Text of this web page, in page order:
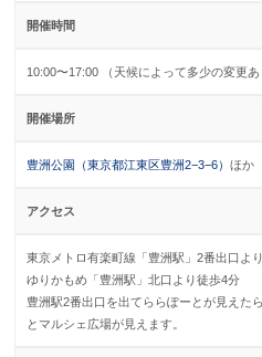
開催時間
10:00〜17:00 （天候によって多少の変更あ
開催場所
豊洲公園（東京都江東区豊洲2−3−6）ほか
アクセス
東京メトロ有楽町線「豊洲駅」2番出口よ
ゆりかもめ「豊洲駅」北口より徒歩4分
豊洲駅2番出口を出てららぽーとが見えた
とマルシェ広場が見えます。